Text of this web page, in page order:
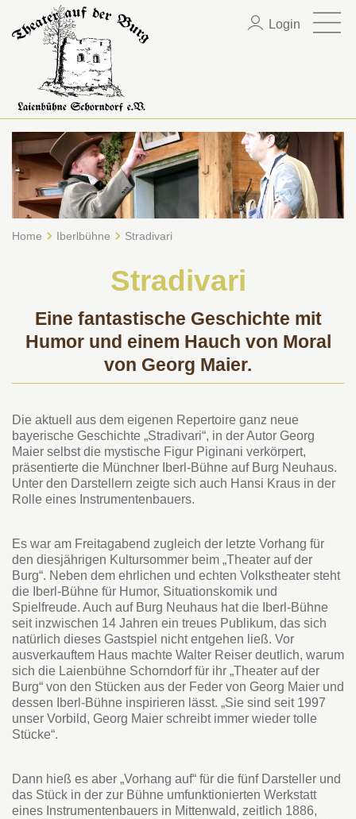
Login
Home Iberlbühne Stradivari
Stradivari
Eine fantastische Geschichte mit
Humor und einem Hauch von Moral
von Georg Maier.
Die aktuell aus dem eigenen Repertoire ganz neue
bayerische Geschichte „Stradivari“, in der Autor Georg
Maier selbst die mystische Figur Piginani verkörpert,
präsentierte die Münchner Iberl-Bühne auf Burg Neuhaus.
Unter den Darstellern zeigte sich auch Hansi Kraus in der
Rolle eines Instrumentenbauers.
Es war am Freitagabend zugleich der letzte Vorhang für
den diesjährigen Kultursommer beim „Theater auf der
Burg“. Neben dem ehrlichen und echten Volkstheater steht
die Iberl-Bühne für Humor, Situationskomik und
Spielfreude. Auch auf Burg Neuhaus hat die Iberl-Bühne
seit inzwischen 14 Jahren ein treues Publikum, das sich
natürlich dieses Gastspiel nicht entgehen ließ. Vor
ausverkauftem Haus machte Walter Reiser deutlich, warum
sich die Laienbühne Schorndorf für ihr „Theater auf der
Burg“ von den Stücken aus der Feder von Georg Maier und
dessen Iberl-Bühne inspirieren lässt. „Sie sind seit 1997
unser Vorbild, Georg Maier schreibt immer wieder tolle
Stücke“.
Dann hieß es aber „Vorhang auf“ für die fünf Darsteller und
das Stück in der zur Bühne umfunktionierten Werkstatt
eines Instrumentenbauers in Mittenwald, zeitlich 1886,